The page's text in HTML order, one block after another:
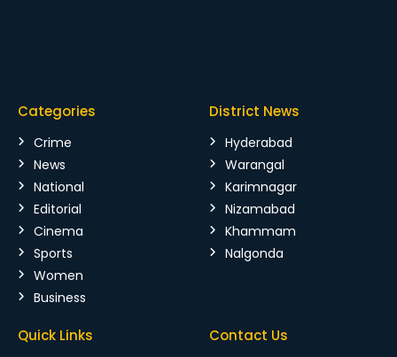
Categories
Crime
News
National
Editorial
Cinema
Sports
Women
Business
District News
Hyderabad
Warangal
Karimnagar
Nizamabad
Khammam
Nalgonda
Quick Links Contact Us